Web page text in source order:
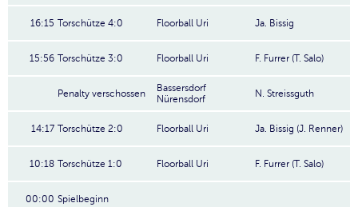
16:15 Torschütze 4:0 Floorball Uri Ja. Bissig
15:56 Torschütze 3:0 Floorball Uri F. Furrer (T. Salo)
Penalty verschossen
Bassersdorf
Nürensdorf
N. Streissguth
14:17 Torschütze 2:0 Floorball Uri Ja. Bissig (J. Renner)
10:18 Torschütze 1:0 Floorball Uri F. Furrer (T. Salo)
00:00 Spielbeginn